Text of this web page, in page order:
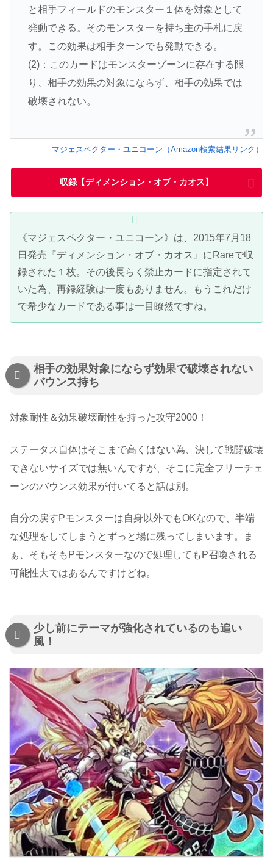
と相手フィールドのモンスター１体を対象として
発動できる。そのモンスターを持ち主の手札に戻
す。この効果は相手ターンでも発動できる。
(2)：このカードはモンスターゾーンに存在する限
り、相手の効果の対象にならず、相手の効果では
破壊されない。
マジェスペクター・ユニコーン（Amazon検索結果リンク）
収録【ディメンション・オブ・カオス】
《マジェスペクター・ユニコーン》は、2015年7月18
日発売『ディメンション・オブ・カオス』にRareで収
録された１枚。その後長らく禁止カードに指定されて
いた為、再録経験は一度もありません。もうこれだけ
で希少なカードである事は一目瞭然ですね。
相手の効果対象にならず効果で破壊されない
バウンス持ち
対象耐性＆効果破壊耐性を持った攻守2000！
ステータス自体はそこまで高くはない為、決して戦闘破壊
できないサイズでは無いんですが、そこに完全フリーチェ
ーンのバウンス効果が付いてると話は別。
自分の戻すPモンスターは自身以外でもOKなので、半端
な処理をしてしまうとずっと場に残ってしまいます。ま
ぁ、そもそもPモンスターなので処理してもP召喚される
可能性大ではあるんですけどね。
少し前にテーマが強化されているのも追い
風！